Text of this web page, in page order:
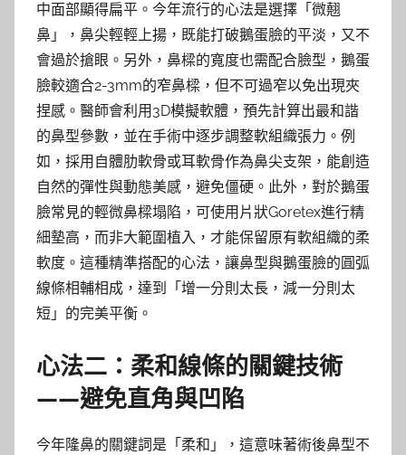
中面部顯得扁平。今年流行的心法是選擇「微翹
鼻」，鼻尖輕輕上揚，既能打破鵝蛋臉的平淡，又不
會過於搶眼。另外，鼻樑的寬度也需配合臉型，鵝蛋
臉較適合2-3mm的窄鼻樑，但不可過窄以免出現夾
捏感。醫師會利用3D模擬軟體，預先計算出最和諧
的鼻型參數，並在手術中逐步調整軟組織張力。例
如，採用自體肋軟骨或耳軟骨作為鼻尖支架，能創造
自然的彈性與動態美感，避免僵硬。此外，對於鵝蛋
臉常見的輕微鼻樑塌陷，可使用片狀Goretex進行精
細墊高，而非大範圍植入，才能保留原有軟組織的柔
軟度。這種精準搭配的心法，讓鼻型與鵝蛋臉的圓弧
線條相輔相成，達到「增一分則太長，減一分則太
短」的完美平衡。
心法二：柔和線條的關鍵技術
——避免直角與凹陷
今年隆鼻的關鍵詞是「柔和」，這意味著術後鼻型不